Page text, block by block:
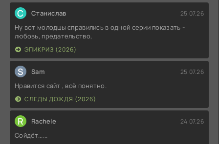
С Станислав 25.07.26
Ну вот молодцы справились в одной серии показать -
любовь, предательство,
ЭПИКРИЗ (2026)
S Sam 25.07.26
Нравится сайт , всё понятно.
СЛЕДЫ ДОЖДЯ (2026)
R Rachele 24.07.26
Сойдёт......